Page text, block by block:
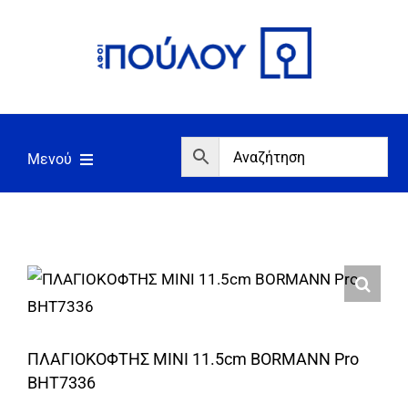
Μενού
Σπίτι/Κήπος/Αγροτικά
Γεννήτριες/Συγκόλληση
ΠΛΑΓΙΟΚΟΦΤΗΣ ΜΙΝΙ 11.5cm BORMANN Pro
BHT7336